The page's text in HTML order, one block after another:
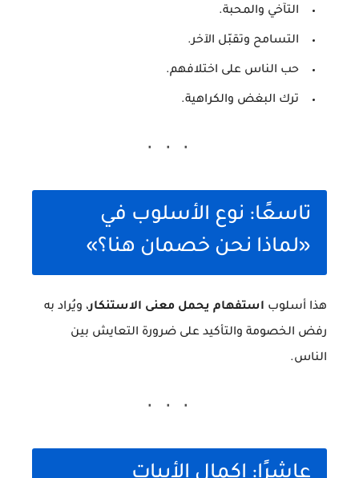
التآخي والمحبة.
التسامح وتقبّل الآخر.
حب الناس على اختلافهم.
ترك البغض والكراهية.
تاسعًا: نوع الأسلوب في
«لماذا نحن خصمان هنا؟»
هذا أسلوب استفهام يحمل معنى الاستنكار، ويُراد به
رفض الخصومة والتأكيد على ضرورة التعايش بين
الناس.